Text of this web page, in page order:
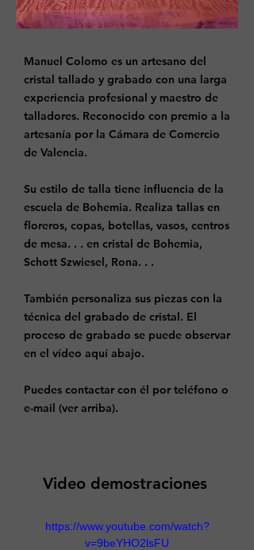
Manuel Colomo es un artesano del
cristal tallado y grabado con una larga
experiencia profesional y maestro de
talladores. Reconocido con premio a la
artesanía por la Cámara de Comercio
de Valencia.
Su estilo de talla tiene influencia de la
escuela de Bohemia. Realiza tallas en
floreros, copas, botellas, vasos, centros
de mesa. . . en cristal de Bohemia,
Schott Szwiesel, Rona. . .
También personaliza sus piezas con la
técnica del grabado de cristal. El
proceso de grabado se puede observar
en el vídeo aquí abajo.
Puedes contactar con él por teléfono o
e-mail (ver arriba).
Video demostraciones
https://www.youtube.com/watch?
v=9beYHO2lsFU